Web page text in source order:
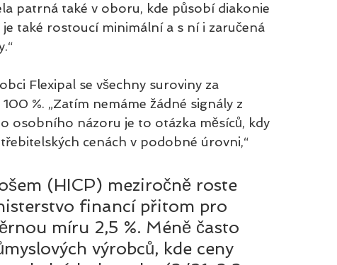
patrná také v oboru, kde působí diakonie
také rostoucí minimální a s ní i zaručená
Flexipal se všechny suroviny za
%. „Zatím nemáme žádné signály z
osobního názoru je to otázka měsíců, kdy
cenách v podobné úrovni,“
(HICP) meziročně roste
financí přitom pro
míru 2,5 %. Méně často
výrobců, kde ceny